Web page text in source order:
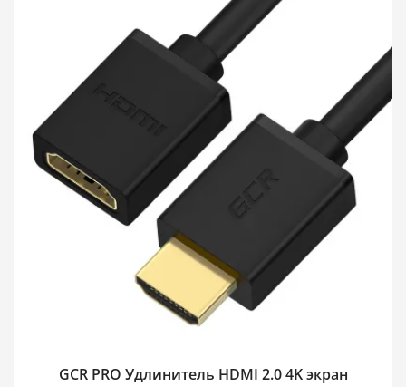
GCR PRO Удлинитель HDMI 2.0 4K экран